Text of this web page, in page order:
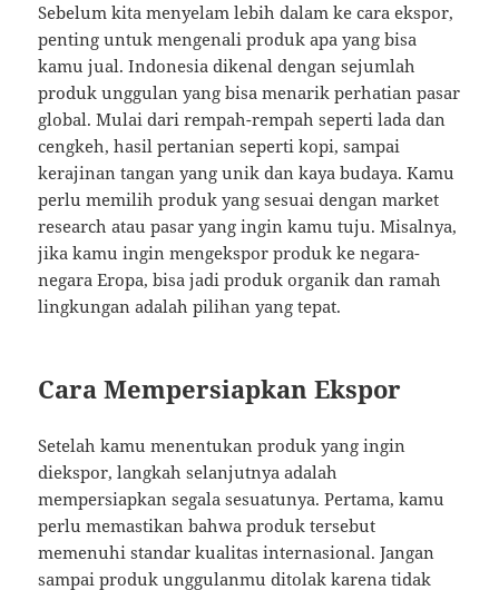
Sebelum kita menyelam lebih dalam ke cara ekspor,
penting untuk mengenali produk apa yang bisa
kamu jual. Indonesia dikenal dengan sejumlah
produk unggulan yang bisa menarik perhatian pasar
global. Mulai dari rempah-rempah seperti lada dan
cengkeh, hasil pertanian seperti kopi, sampai
kerajinan tangan yang unik dan kaya budaya. Kamu
perlu memilih produk yang sesuai dengan market
research atau pasar yang ingin kamu tuju. Misalnya,
jika kamu ingin mengekspor produk ke negara-
negara Eropa, bisa jadi produk organik dan ramah
lingkungan adalah pilihan yang tepat.
Cara Mempersiapkan Ekspor
Setelah kamu menentukan produk yang ingin
diekspor, langkah selanjutnya adalah
mempersiapkan segala sesuatunya. Pertama, kamu
perlu memastikan bahwa produk tersebut
memenuhi standar kualitas internasional. Jangan
sampai produk unggulanmu ditolak karena tidak